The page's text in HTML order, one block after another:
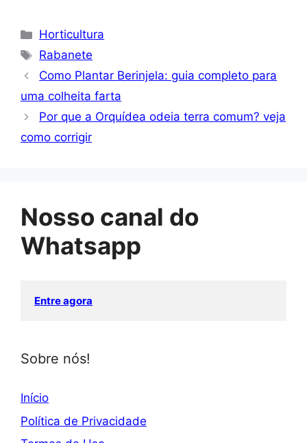
Categorias
Horticultura
Tags
Rabanete
Como Plantar Berinjela: guia completo para
uma colheita farta
Por que a Orquídea odeia terra comum? veja
como corrigir
Nosso canal do
Whatsapp
Entre agora
Sobre nós!
Início
Política de Privacidade